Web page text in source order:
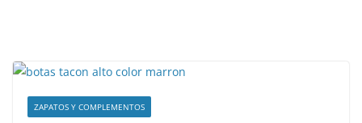
ZAPATOS Y COMPLEMENTOS